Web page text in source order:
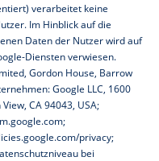
verarbeitet keine
Im Hinblick auf die
Daten der Nutzer wird auf
Diensten verwiesen.
Gordon House, Barrow
Google LLC, 1600
CA 94043, USA;
;
privacy;
bei